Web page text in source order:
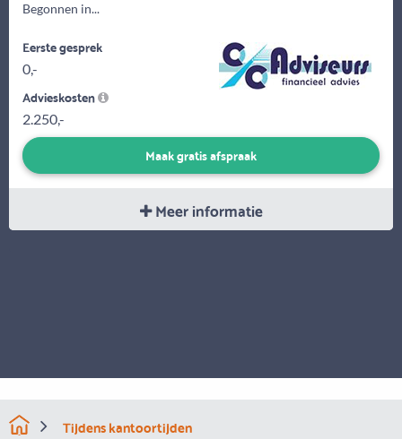
Begonnen in...
Eerste gesprek
0,-
Advieskosten
2.250,-
Maak gratis afspraak
Meer informatie
Tijdens kantoortijden